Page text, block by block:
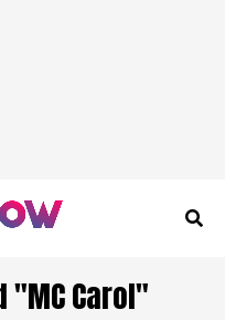
"MC Carol"